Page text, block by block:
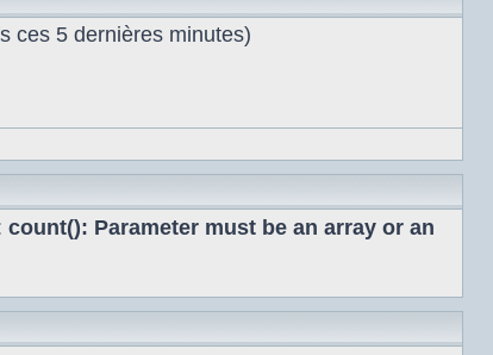
ces 5 dernières minutes)
count(): Parameter must be an array or an